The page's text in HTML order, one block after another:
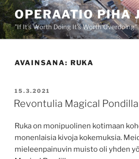
Siirry
sisältöönOPERAATIO PIHA
"If It's Worth Doing It's Worth Overdoing"
AVAINSANA: RUKA
JULKAISTU
15.3.2021
Revontulia Magical Pondilla
Ruka on monipuolinen kotimaan
monenlaisia kivoja kokemuksia.
mieleenpainuvin muisto oli yhden